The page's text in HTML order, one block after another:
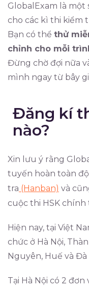
GlobalExam là
cho các kì thi kiểm
Bạn có thể thử
chỉnh cho mỗi
Đừng chờ đợi nữa
mình ngay từ bây
Đăng kí
nào?
Xin lưu ý rằng
tuyến hoàn toàn
tra (Hanban) và
cuộc thi HSK chính
Hiện nay, tại Việt
chức ở Hà Nội,
Nguyên, Huế và Đà
Tại Hà Nội có 2